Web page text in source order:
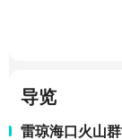
导览
雷琼海口火山